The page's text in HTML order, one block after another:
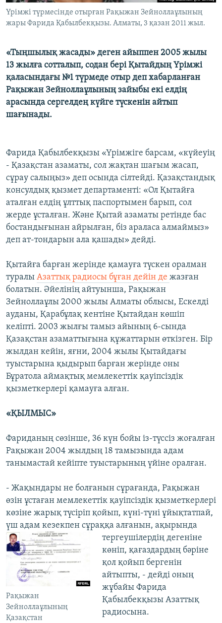
Басқа тілдерде
Үрімжі түрмесінде отырған Рақыжан Зейноллаұлының
жары Фарида Қабылбекқызы. Алматы, 3 қазан 2011 жыл.
«Тыңшылық жасады» деген айыппен 2005 жылы
13 жылға сотталып, содан бері Қытайдың Үрімжі
қаласындағы №1 түрмеде отыр деп хабарланған
Рақыжан Зейноллаұлының зайыбы екі елдің
арасында сергелдең күйге түскенін айтып
шағынады.
Фарида Қабылбекқызы «Үрімжіге барсам, «күйеуің
- Қазақстан азаматы, сол жақтан шағым жасап,
сұрау салыңыз» деп осында сілтейді. Қазақстандық
консулдық қызмет департаменті: «Ол Қытайға
аталған елдің ұлттық паспортымен барып, сол
жерде ұсталған. Және Қытай азаматы ретінде бас
бостандығынан айрылған, біз араласа алмаймыз»
деп ат-тондарын ала қашады» дейді.
Қытайға барған жерінде қамауға түскен оралман
туралы Азаттық радиосы бұған дейін де жазған
болатын. Әйелінің айтуынша, Рақыжан
Зейноллаұлы 2000 жылы Алматы облысы, Ескелді
ауданы, Қарабұлақ кентіне Қытайдан көшіп
келіпті. 2003 жылғы тамыз айының 6-сында
Қазақстан азаматтығына құжаттарын өткізген. Бір
жылдан кейін, яғни, 2004 жылы Қытайдағы
туыстарына қыдырып барған жерінде оны
Бұратола аймақтық мемлекеттік қауіпсіздік
қызметкерлері қамауға алған.
«ҚЫЛМЫС»
Фариданың сөзінше, 36 күн бойы із-түссіз жоғалған
Рақыжан 2004 жылдың 18 тамызында адам
танымастай кейіпте туыстарының үйіне оралған.
- Жақындары не болғанын сұрағанда, Рақыжан
өзін ұстаған мемлекеттік қауіпсіздік қызметкерлері
көзіне жарық түсіріп қойып, күні-түні ұйықтатпай,
үш адам кезекпен сұраққа алғанын, ақырында
тергеушілердің
Рақыжан
Зейноллаұлының
Қазақстан
дегеніне
көніп, қағаздардың бәріне
қол қойып бергенін
айтыпты, - дейді оның
жұбайы Фарида
Қабылбекқызы Азаттық
радиосына.